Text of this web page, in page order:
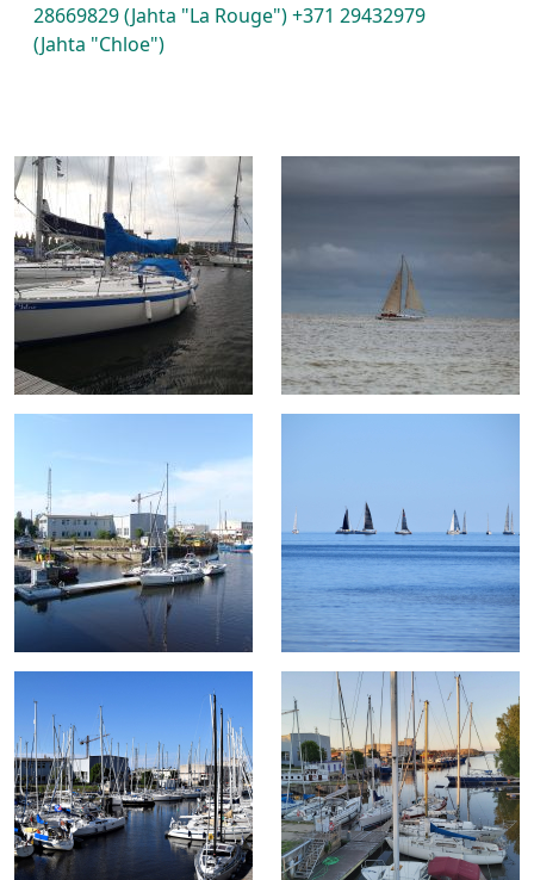
28669829 (Jahta "La Rouge") +371 29432979
(Jahta "Chloe")